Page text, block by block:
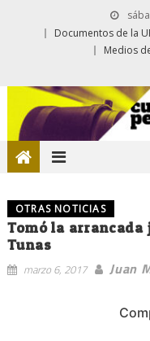
Documentos de la
Medios
OTRAS NOTICIAS
Tomó la arrancada
Tunas
marzo 6, 2017 Juan